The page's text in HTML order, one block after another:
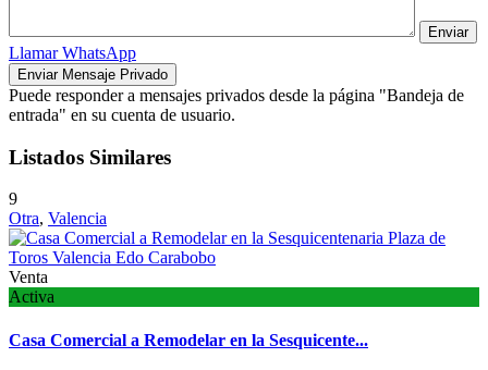
LlamarWhatsApp
Puede responder a mensajes privados desde la página "Bandeja de
entrada" en su cuenta de usuario.
Listados Similares
9
Otra, Valencia
Venta
Activa
Casa Comercial a Remodelar en la Sesquicente...